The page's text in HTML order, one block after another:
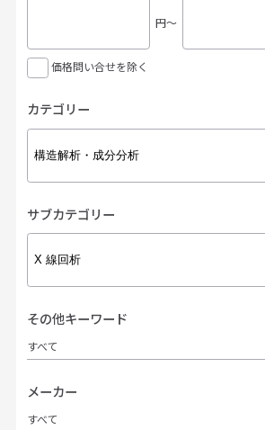
円〜
価格問い合せを除く
カテゴリー
サブカテゴリー
その他キーワード
すべて
メーカー
すべて